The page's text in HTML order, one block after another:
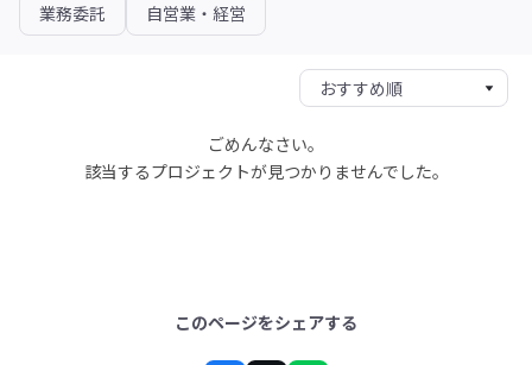
業務委託
自営業・経営
ごめんなさい。
該当するプロジェクトが見つかりませんでした。
このページをシェアする